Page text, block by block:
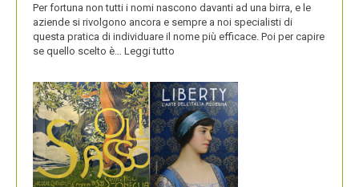
Per fortuna non tutti i nomi nascono davanti ad una birra, e le
aziende si rivolgono ancora e sempre a noi specialisti di
questa pratica di individuare il nome più efficace. Poi per capire
se quello scelto è… Leggi tutto
BLACKBERRY,
LA
STORIA
E
LA
VISIONE
ALL’ORIGINE